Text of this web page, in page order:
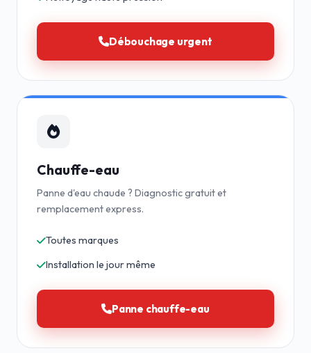
Débouchage urgent
Chauffe-eau
Panne d'eau chaude ? Diagnostic gratuit et
remplacement express.
Toutes marques
Installation le jour même
Panne chauffe-eau